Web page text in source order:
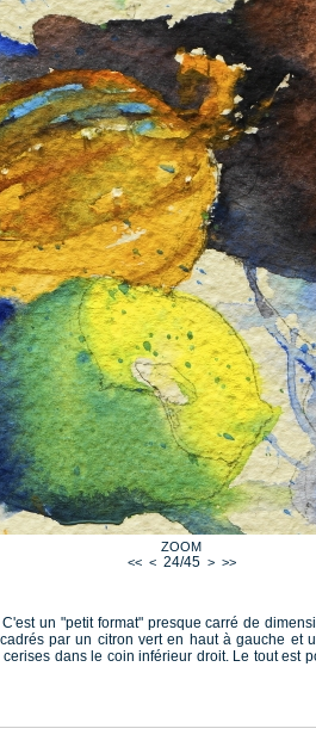
ZOOM
<< <24/45 > >>
un "petit format" presque carré de
par un citron vert en haut à gauche et
dans le coin inférieur droit. Le tout est